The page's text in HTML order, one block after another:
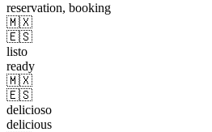
reservation, booking
🇲🇽
🇪🇸
listo
ready
🇲🇽
🇪🇸
delicioso
delicious